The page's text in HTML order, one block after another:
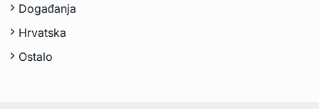
Događanja
Hrvatska
Ostalo